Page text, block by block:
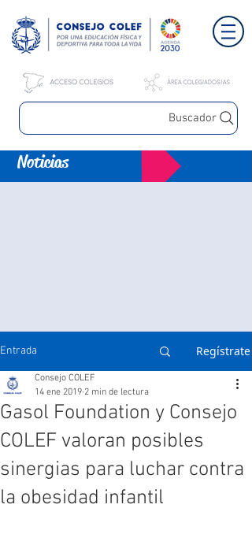
Buscador
Noticias
Entrada Regístrate
Gasol Foundation y Consejo
COLEF valoran posibles
sinergias para luchar contra
la obesidad infantil
Consejo COLEF
14 ene 2019 2 min de lectura